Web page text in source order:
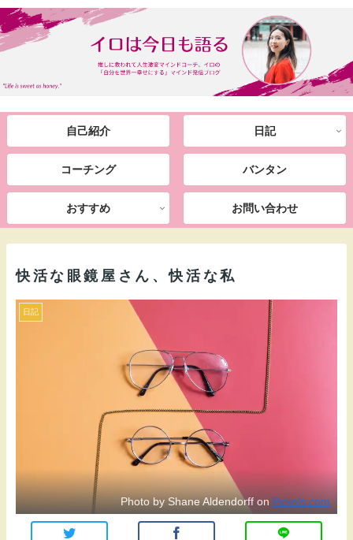
自己紹介 日記
コーチング バンタン
おすすめ お問い合わせ
快活な眼鏡屋さん、快活な私
日記
Photo by Shane Aldendorff on Pexels.com